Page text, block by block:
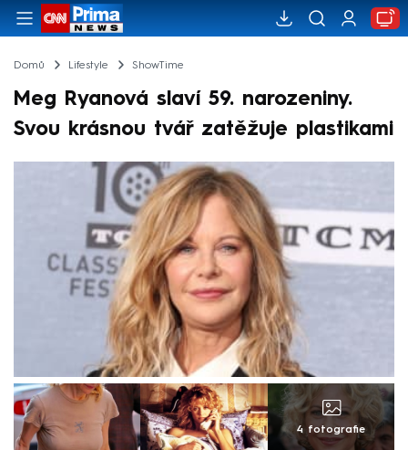
Domů Lifestyle ShowTime
Meg Ryanová slaví 59. narozeniny.
Svou krásnou tvář zatěžuje plastikami
4 fotografie